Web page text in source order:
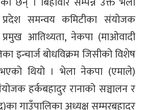
समन्वय कमिटीका संयोजक
आतिथ्यता, नेकपा (माओवादी
इन्चार्ज बोधविक्रम जिसीको विशेष
थियो । भेला नेकपा (एमाले)
हर्कबहादुर रानाको सञ्चालन र
गाउँपालिका अध्यक्ष सम्मरबहादुर